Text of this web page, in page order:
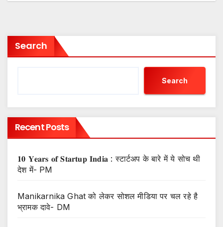
Search
Search
Recent Posts
𝟏𝟎 𝐘𝐞𝐚𝐫𝐬 𝐨𝐟 𝐒𝐭𝐚𝐫𝐭𝐮𝐩 𝐈𝐧𝐝𝐢𝐚 : स्टार्टअप के बारे में ये सोच थी
देश में- PM
Manikarnika Ghat को लेकर सोशल मीडिया पर चल रहे है
भ्रामक दावे- DM